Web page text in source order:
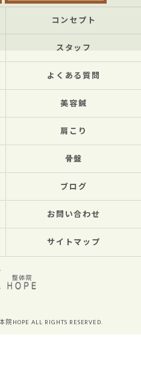
コンセプト
スタッフ
よくある質問
美容鍼
肩こり
骨盤
ブログ
お問い合わせ
サイトマップ
ALL RIGHTS RESERVED.